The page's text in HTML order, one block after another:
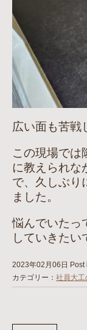
広い面も苦戦
この現場では
に教えられな
で、久しぶり
ました。
悩んでいたっ
していきたい
2023年02月06日 Post
カテゴリー： 社員大工